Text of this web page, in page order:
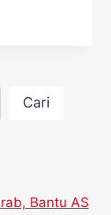
Cari
Bantu AS